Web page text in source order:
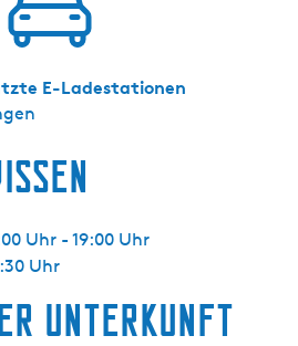
E-Ladestationen
Uhr - 19:00 Uhr
Uhr
Unterkunft